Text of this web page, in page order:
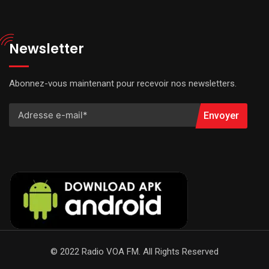
Newsletter
Abonnez-vous maintenant pour recevoir nos newsletters.
Envoyer
© 2022 Radio VOA FM. All Rights Reserved